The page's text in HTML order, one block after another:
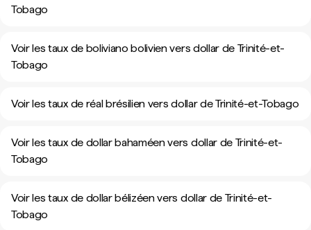
Tobago
Voir les taux de boliviano bolivien vers dollar de Trinité-et-
Tobago
Voir les taux de réal brésilien vers dollar de Trinité-et-Tobago
Voir les taux de dollar bahaméen vers dollar de Trinité-et-
Tobago
Voir les taux de dollar bélizéen vers dollar de Trinité-et-
Tobago